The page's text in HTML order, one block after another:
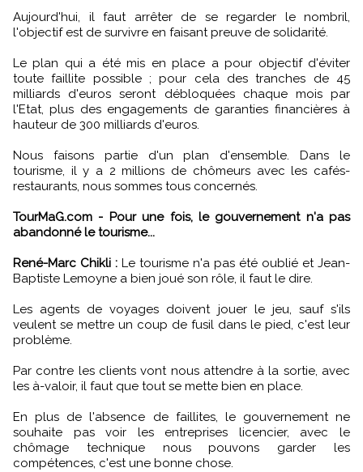
Aujourd'hui, il faut arrêter de se regarder le nombril,
l'objectif est de survivre en faisant preuve de solidarité.
Le plan qui a été mis en place a pour objectif d'éviter
toute faillite possible ; pour cela des tranches de 45
milliards d'euros seront débloquées chaque mois par
l'Etat, plus des engagements de garanties financières à
hauteur de 300 milliards d'euros.
Nous faisons partie d'un plan d'ensemble. Dans le
tourisme, il y a 2 millions de chômeurs avec les cafés-
restaurants, nous sommes tous concernés.
TourMaG.com - Pour une fois, le gouvernement n'a pas
abandonné le tourisme...
René-Marc Chikli : Le tourisme n'a pas été oublié et Jean-
Baptiste Lemoyne a bien joué son rôle, il faut le dire.
Les agents de voyages doivent jouer le jeu, sauf s'ils
veulent se mettre un coup de fusil dans le pied, c'est leur
problème.
Par contre les clients vont nous attendre à la sortie, avec
les à-valoir, il faut que tout se mette bien en place.
En plus de l'absence de faillites, le gouvernement ne
souhaite pas voir les entreprises licencier, avec le
chômage technique nous pouvons garder les
compétences, c'est une bonne chose.